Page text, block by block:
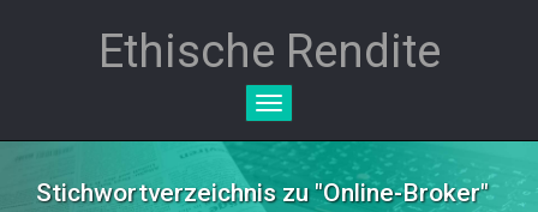
Ethische Rendite
Toggle
Stichwortverzeichnis zu "Online-Broker"